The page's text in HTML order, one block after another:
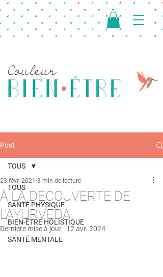
Post
TOUS
SANTÉ PHYSIQUE
BIEN-ÊTRE HOLISTIQUE
SANTÉ MENTALE
TOUS
À LA DECOUVERTE DE
L'AYURVEDA
23 févr. 2021 3 min de lecture
Dernière mise à jour : 12 avr. 2024